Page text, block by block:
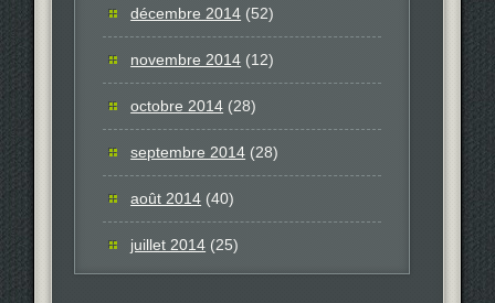
décembre 2014 (52)
novembre 2014 (12)
octobre 2014 (28)
septembre 2014 (28)
août 2014 (40)
juillet 2014 (25)